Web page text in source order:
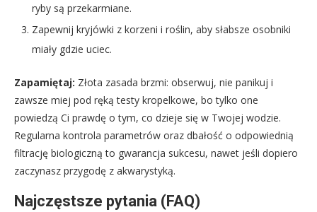
ryby są przekarmiane.
Zapewnij kryjówki z korzeni i roślin, aby słabsze osobniki
miały gdzie uciec.
Zapamiętaj: Złota zasada brzmi: obserwuj, nie panikuj i
zawsze miej pod ręką testy kropelkowe, bo tylko one
powiedzą Ci prawdę o tym, co dzieje się w Twojej wodzie.
Regularna kontrola parametrów oraz dbałość o odpowiednią
filtrację biologiczną to gwarancja sukcesu, nawet jeśli dopiero
zaczynasz przygodę z akwarystyką.
Najczęstsze pytania (FAQ)